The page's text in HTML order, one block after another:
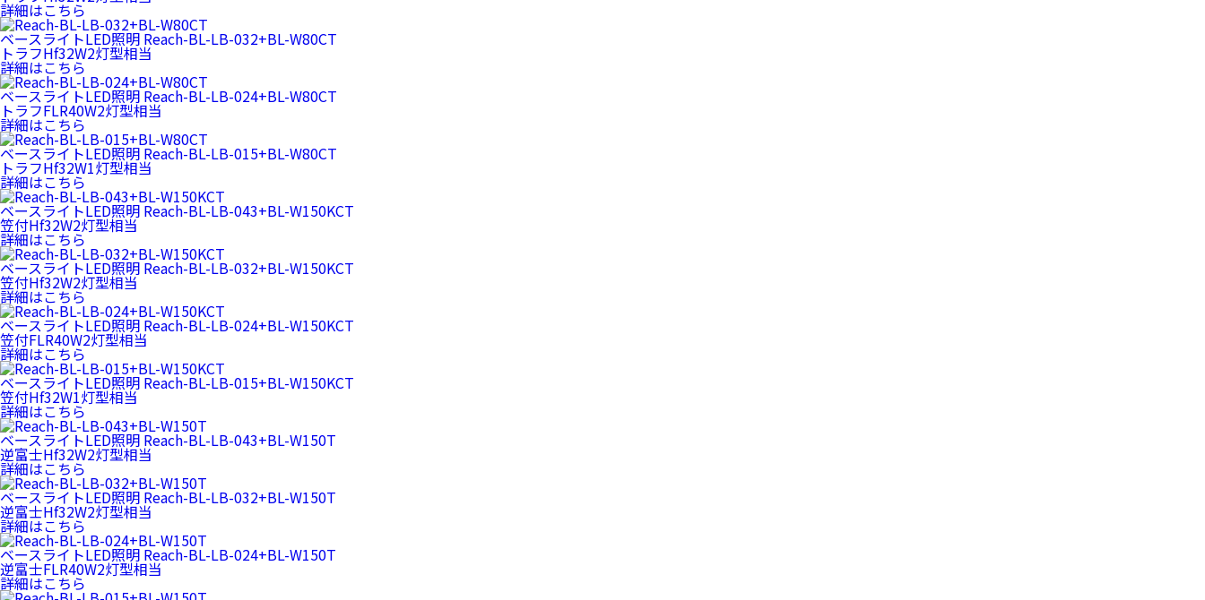
詳細はこちら
ベースライトLED照明 Reach-BL-LB-032+BL-W80CT
トラフHf32W2灯型相当
詳細はこちら
ベースライトLED照明 Reach-BL-LB-024+BL-W80CT
トラフFLR40W2灯型相当
詳細はこちら
ベースライトLED照明 Reach-BL-LB-015+BL-W80CT
トラフHf32W1灯型相当
詳細はこちら
ベースライトLED照明 Reach-BL-LB-043+BL-W150KCT
笠付Hf32W2灯型相当
詳細はこちら
ベースライトLED照明 Reach-BL-LB-032+BL-W150KCT
笠付Hf32W2灯型相当
詳細はこちら
ベースライトLED照明 Reach-BL-LB-024+BL-W150KCT
笠付FLR40W2灯型相当
詳細はこちら
ベースライトLED照明 Reach-BL-LB-015+BL-W150KCT
笠付Hf32W1灯型相当
詳細はこちら
ベースライトLED照明 Reach-BL-LB-043+BL-W150T
逆富士Hf32W2灯型相当
詳細はこちら
ベースライトLED照明 Reach-BL-LB-032+BL-W150T
逆富士Hf32W2灯型相当
詳細はこちら
ベースライトLED照明 Reach-BL-LB-024+BL-W150T
逆富士FLR40W2灯型相当
詳細はこちら